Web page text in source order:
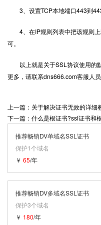
3、设置TCP本地端口443到
4、在IP规则列表中把该规则上
可。
以上就是关于SSL协议使用的
更多，请联系dns666.com客服人员
上一篇：关于解决证书无效的详细
下一篇：什么是根证书?ssl证书和
推荐畅销DV单域名SSL证书
保护1个域名
￥ 65/年
推荐畅销DV多域名SSL证书
保护3个域名
￥ 180/年